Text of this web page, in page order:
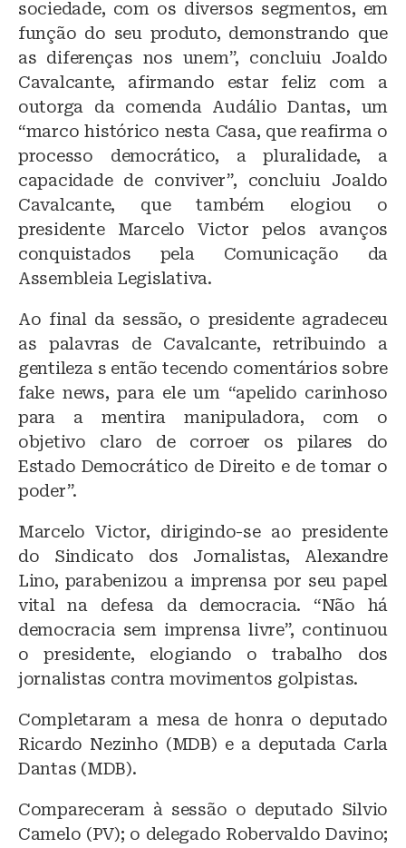
sociedade, com os diversos segmentos, em
função do seu produto, demonstrando que
as diferenças nos unem”, concluiu Joaldo
Cavalcante, afirmando estar feliz com a
outorga da comenda Audálio Dantas, um
“marco histórico nesta Casa, que reafirma o
processo democrático, a pluralidade, a
capacidade de conviver”, concluiu Joaldo
Cavalcante, que também elogiou o
presidente Marcelo Victor pelos avanços
conquistados pela Comunicação da
Assembleia Legislativa.
Ao final da sessão, o presidente agradeceu
as palavras de Cavalcante, retribuindo a
gentileza s então tecendo comentários sobre
fake news, para ele um “apelido carinhoso
para a mentira manipuladora, com o
objetivo claro de corroer os pilares do
Estado Democrático de Direito e de tomar o
poder”.
Marcelo Victor, dirigindo-se ao presidente
do Sindicato dos Jornalistas, Alexandre
Lino, parabenizou a imprensa por seu papel
vital na defesa da democracia. “Não há
democracia sem imprensa livre”, continuou
o presidente, elogiando o trabalho dos
jornalistas contra movimentos golpistas.
Completaram a mesa de honra o deputado
Ricardo Nezinho (MDB) e a deputada Carla
Dantas (MDB).
Compareceram à sessão o deputado Silvio
Camelo (PV); o delegado Robervaldo Davino;